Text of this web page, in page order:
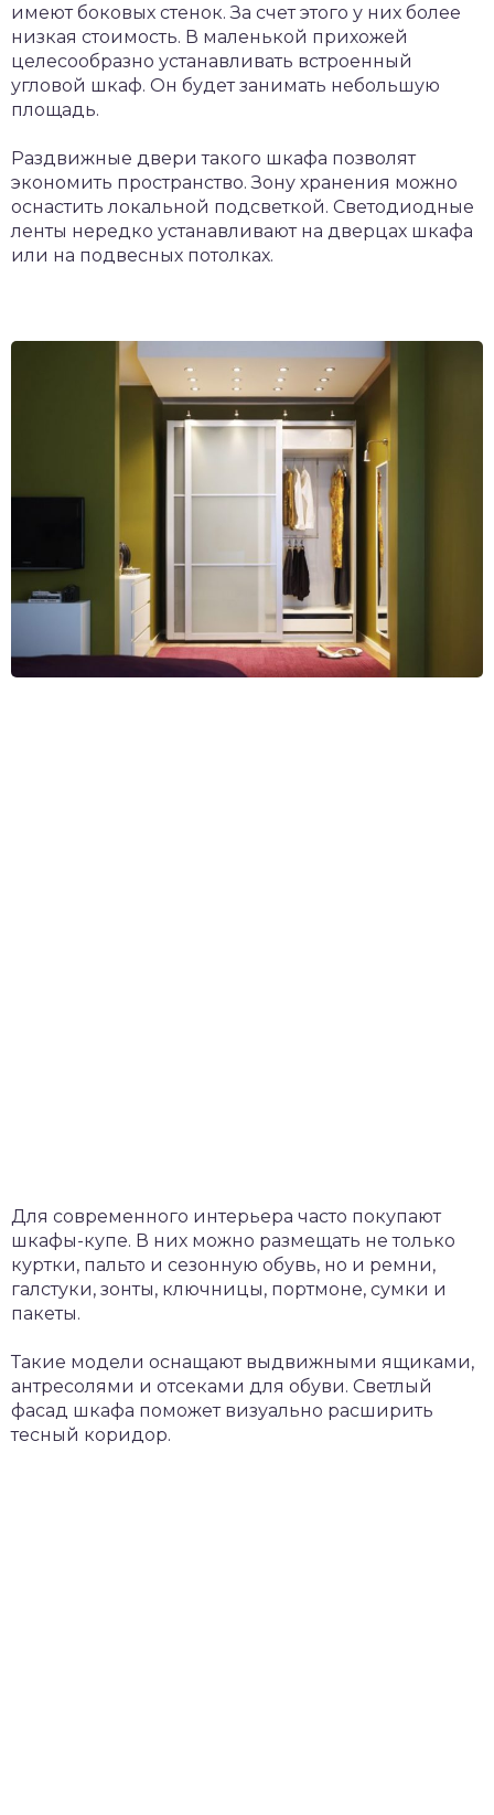
имеют боковых стенок. За счет этого у них более
низкая стоимость. В маленькой прихожей
целесообразно устанавливать встроенный
угловой шкаф. Он будет занимать небольшую
площадь.
Раздвижные двери такого шкафа позволят
экономить пространство. Зону хранения можно
оснастить локальной подсветкой. Светодиодные
ленты нередко устанавливают на дверцах шкафа
или на подвесных потолках.
Для современного интерьера часто покупают
шкафы-купе. В них можно размещать не только
куртки, пальто и сезонную обувь, но и ремни,
галстуки, зонты, ключницы, портмоне, сумки и
пакеты.
Такие модели оснащают выдвижными ящиками,
антресолями и отсеками для обуви. Светлый
фасад шкафа поможет визуально расширить
тесный коридор.